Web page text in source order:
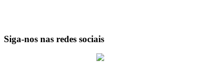
Siga-nos nas redes sociais